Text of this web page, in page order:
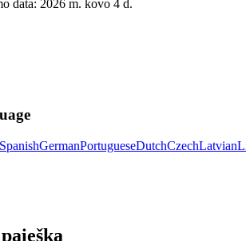
data: 2026 m. kovo 4 d.
SpanishGermanPortugueseDutchCzechLatvian